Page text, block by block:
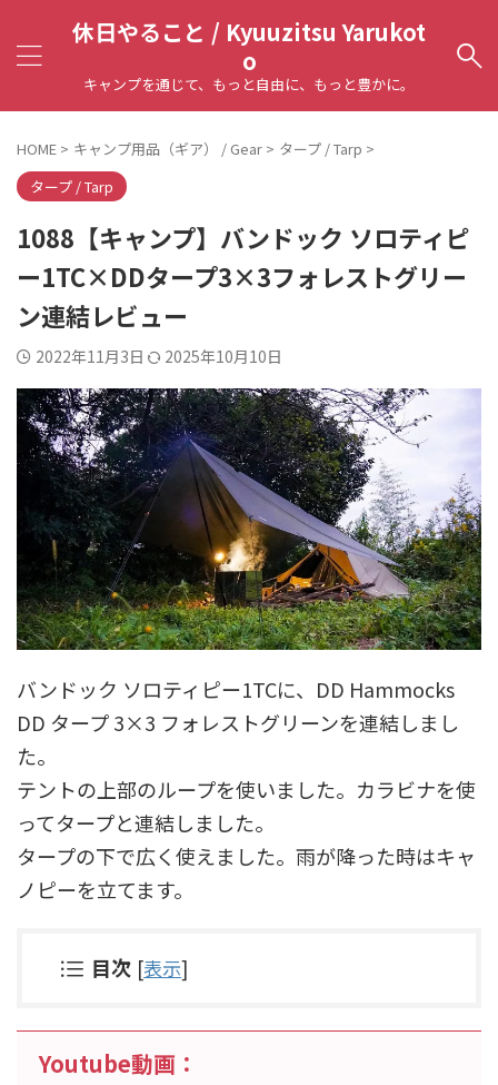
休日やること / Kyuuzitsu Yarukot
o
キャンプを通じて、もっと自由に、もっと豊かに。
HOME > キャンプ用品（ギア） / Gear > タープ / Tarp >
タープ / Tarp
1088【キャンプ】バンドック ソロティピ
ー1TC×DDタープ3×3フォレストグリー
ン連結レビュー
2022年11月3日 2025年10月10日
バンドック ソロティピー1TCに、DD Hammocks
DD タープ 3×3 フォレストグリーンを連結しまし
た。
テントの上部のループを使いました。カラビナを使
ってタープと連結しました。
タープの下で広く使えました。雨が降った時はキャ
ノピーを立てます。
目次 [表示]
Youtube動画：